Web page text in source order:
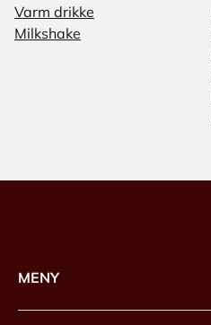
Varm drikke
Milkshake
MENY